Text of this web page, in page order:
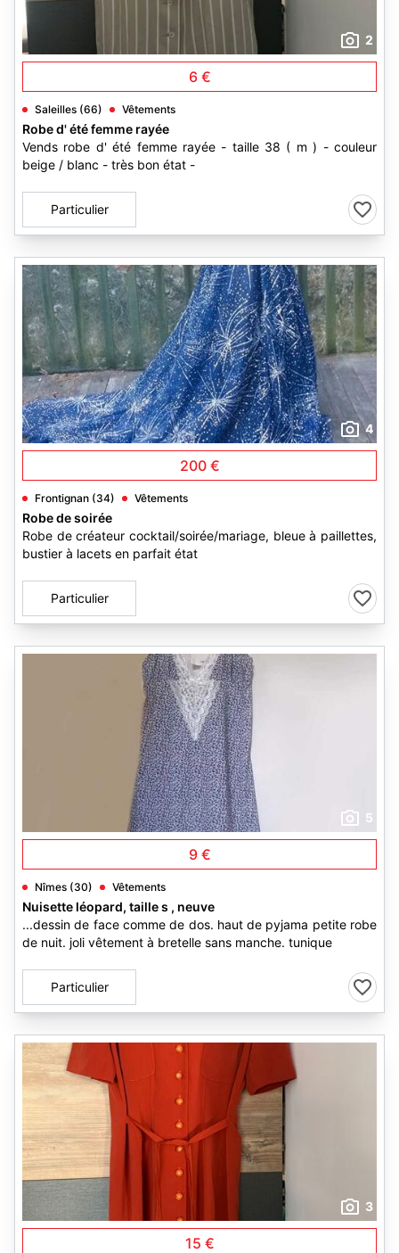
2
6 €
Saleilles (66) Vêtements
Robe d' été femme rayée
Vends robe d' été femme rayée - taille 38 ( m ) - couleur
beige / blanc - très bon état -
Particulier
4
200 €
Frontignan (34) Vêtements
Robe de soirée
Robe de créateur cocktail/soirée/mariage, bleue à paillettes,
bustier à lacets en parfait état
Particulier
5
9 €
Nîmes (30) Vêtements
Nuisette léopard, taille s , neuve
...dessin de face comme de dos. haut de pyjama petite robe
de nuit. joli vêtement à bretelle sans manche. tunique
Particulier
3
15 €